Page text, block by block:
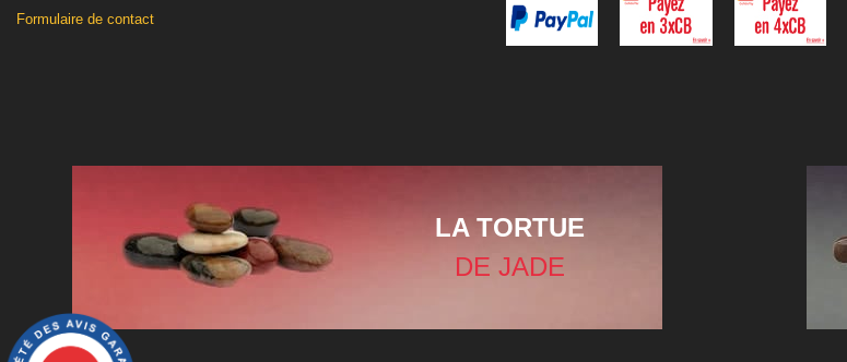
Formulaire de contact
LA TORTUE
DE JADE